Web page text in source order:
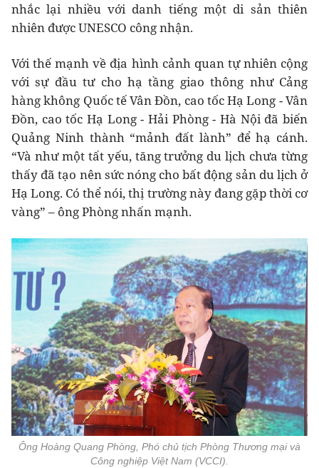
nhắc lại nhiều với danh tiếng một di sản thiên
nhiên được UNESCO công nhận.
Với thế mạnh về địa hình cảnh quan tự nhiên cộng
với sự đầu tư cho hạ tầng giao thông như Cảng
hàng không Quốc tế Vân Đồn, cao tốc Hạ Long - Vân
Đồn, cao tốc Hạ Long - Hải Phòng - Hà Nội đã biến
Quảng Ninh thành “mảnh đất lành” để hạ cánh.
“Và như một tất yếu, tăng trưởng du lịch chưa từng
thấy đã tạo nên sức nóng cho bất động sản du lịch ở
Hạ Long. Có thể nói, thị trường này đang gặp thời cơ
vàng” – ông Phòng nhấn mạnh.
Ông Hoàng Quang Phòng, Phó chủ tịch Phòng Thương mại và
Công nghiệp Việt Nam (VCCI).